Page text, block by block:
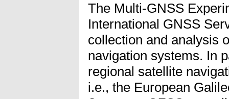
The Multi-GNSS
International GNSS
collection and analysis
navigation systems. In
regional satellite
i.e., the European